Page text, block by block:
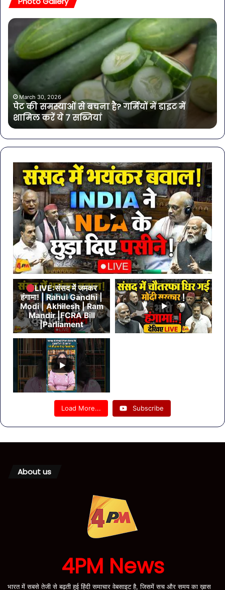
पेट
समस्याओं
गर्मियों
डाइट
शामिल
करें
ये
सब्जियां
March 30, 2026
पेट की समस्याओं से बचना है? गर्मियों में डाइट में
शामिल करें ये 7 सब्जियां
के
LIVE:संसद में जमकर
हंगामा! | Rahul Gandhi |
Modi | Akhilesh | Ram
Mandir |FCRA Bill
|Parliament
Load More... Subscribe
About us
4PM News
भारत में सबसे तेजी से बढ़ती हुई हिंदी समाचार वेबसाइट है, जिसमें सच और समय का ख़ास